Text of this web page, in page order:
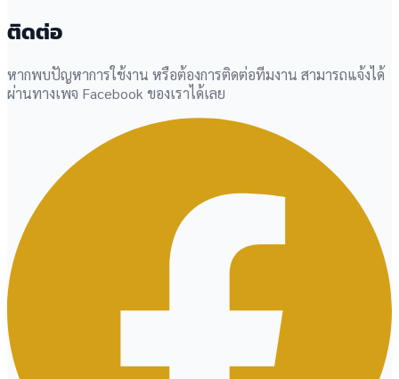
ติดต่อ
หากพบปัญหาการใช้งาน หรือต้องการติดต่อทีมงาน สามารถแจ้งได้
ผ่านทางเพจ Facebook ของเราได้เลย